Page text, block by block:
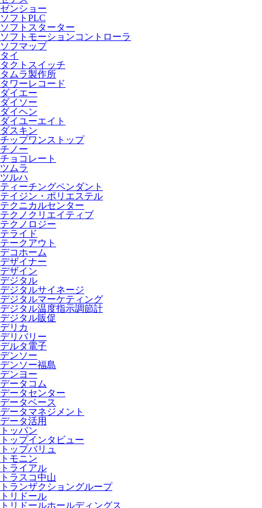
ゼンショー
ソフトPLC
ソフトスターター
ソフトモーションコントローラ
ソフマップ
タイ
タクトスイッチ
タムラ製作所
タワーレコード
ダイエー
ダイソー
ダイヘン
ダイユーエイト
ダスキン
チップワンストップ
チノー
チョコレート
ツムラ
ツルハ
ティーチングペンダント
テイジン・ポリエステル
テクニカルセンター
テクノクリエイティブ
テクノロジー
テライド
テークアウト
デコホーム
デザイナー
デザイン
デジタル
デジタルサイネージ
デジタルマーケティング
デジタル温度指示調節計
デジタル販促
デリカ
デリバリー
デルタ電子
デンソー
デンソー福島
デンヨー
データコム
データセンター
データベース
データマネジメント
データ活用
トッパン
トップインタビュー
トップバリュ
トモニン
トライアル
トラスコ中山
トランザクショングループ
トリドール
トリドールホールディングス